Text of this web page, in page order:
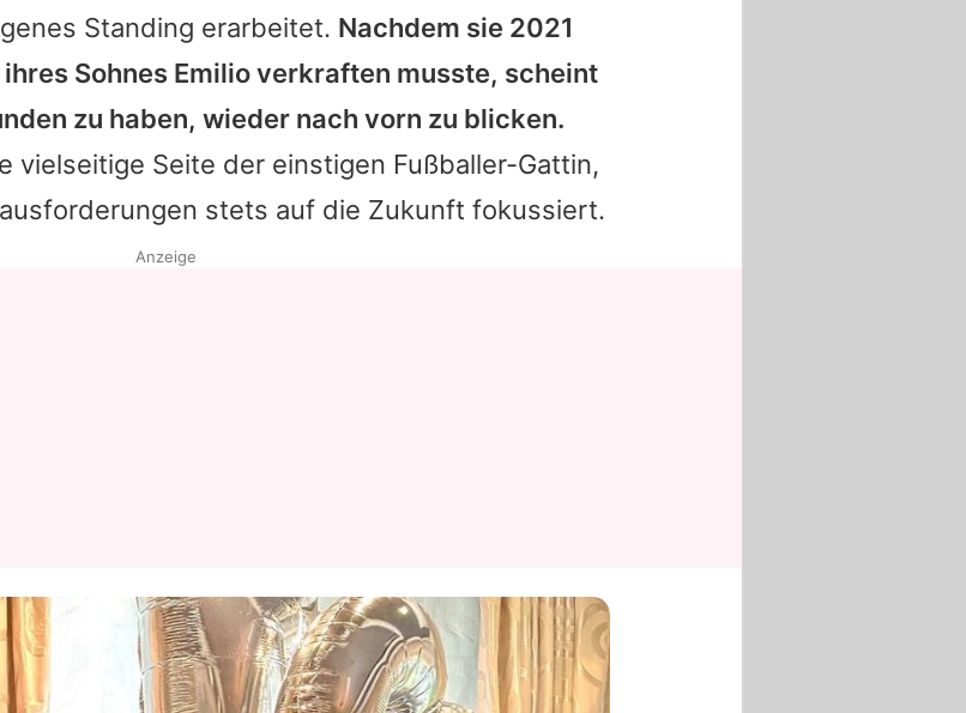
Standing erarbeitet. Nachdem sie 2021
ihres Sohnes Emilio verkraften musste, scheint
zu haben, wieder nach vorn zu blicken.
vielseitige Seite der einstigen Fußballer-Gattin,
stets auf die Zukunft fokussiert.
Anzeige